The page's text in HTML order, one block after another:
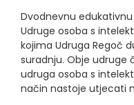
Dvodnevnu
Udruge osoba s
kojima Udruga Regoč
suradnju. Obje udruge
udruga osoba s
način nastoje utjecati